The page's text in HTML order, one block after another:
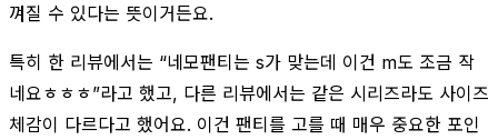
껴질 수 있다는 뜻이거든요.
특히 한 리뷰에서는 “네모팬티는 s가 맞는데 이건 m도 조금 작
네요ㅎㅎㅎ”라고 했고, 다른 리뷰에서는 같은 시리즈라도 사이즈
체감이 다르다고 했어요. 이건 팬티를 고를 때 매우 중요한 포인